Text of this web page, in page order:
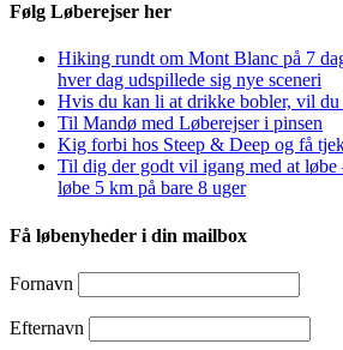
Følg Løberejser her
Hiking rundt om Mont Blanc på 7
hver dag udspillede sig nye sceneri
Hvis du kan li at drikke bobler, vil
Til Mandø med Løberejser i pinsen
Kig forbi hos Steep & Deep og få
Til dig der godt vil igang med at
løbe 5 km på bare 8 uger
Få løbenyheder i din mailbox
Fornavn
Efternavn